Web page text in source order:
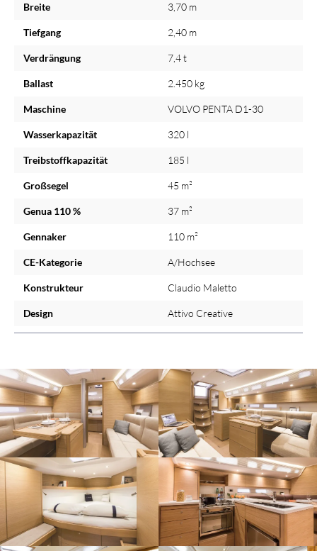
Breite 3,70 m
Tiefgang 2,40 m
Verdrängung 7,4 t
Ballast 2.450 kg
Maschine VOLVO PENTA D1-30
Wasserkapazität 320 l
Treibstoffkapazität 185 l
Großsegel 45 m²
Genua 110 % 37 m²
Gennaker 110 m²
CE-Kategorie A/Hochsee
Konstrukteur Claudio Maletto
Design Attivo Creative